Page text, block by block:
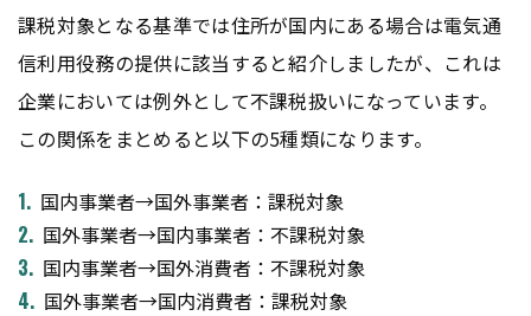
課税対象となる基準では住所が国内にある場合は電気通
信利用役務の提供に該当すると紹介しましたが、これは
企業においては例外として不課税扱いになっています。
この関係をまとめると以下の5種類になります。
国内事業者→国外事業者：課税対象
国外事業者→国内事業者：不課税対象
国内事業者→国外消費者：不課税対象
国外事業者→国内消費者：課税対象